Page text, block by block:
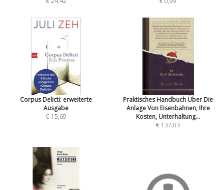
Corpus Delicti: erweiterte
Ausgabe
€ 15,69
Praktisches Handbuch Über Die
Anlage Von Eisenbahnen, Ihre
Kosten, Unterhaltung...
€ 137,03